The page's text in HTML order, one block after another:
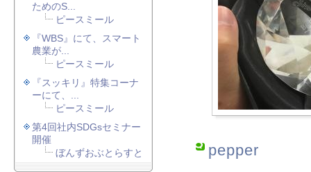
pepper
ためのS...
ピースミール
『WBS』にて、スマート
農業が...
ピースミール
『スッキリ』特集コーナ
ーにて、...
ピースミール
第4回社内SDGsセミナー
開催
ぼんずおぶとらすと